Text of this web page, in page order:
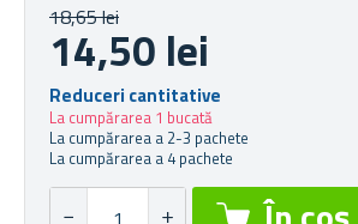
18,65 lei
14,50 lei
Reduceri cantitative
La cumpărarea 1 bucată
La cumpărarea a 2-3 pachete
La cumpărarea a 4 pachete